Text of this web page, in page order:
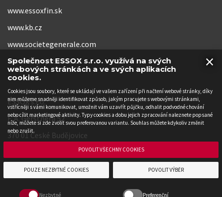
www.essoxfin.sk
www.kb.cz
www.societegenerale.com
www.kb-pojistovna.cz
ESSOX s.r.o.
F. A. Gerstnera 52
370 01 České Budějovice
×
Společnost ESSOX s.r.o. využívá na svých
webových stránkách a ve svých aplikacích
cookies.
Cookies jsou soubory, které se ukládají ve vašem zařízení při načtení webové stránky, díky
nim můžeme snadněji identifikovat způsob, jakým pracujete s webovými stránkami,
vstřícněji s vámi komunikovat, umožnit vám uzavřít půjčku, odhalit podvodné chování
nebo cílit marketingové aktivity. Typy cookies a dobu jejich zpracování naleznete popsané
níže, můžete si zde zvolit svou preferovanou variantu. Souhlas můžete kdykoliv změnit
nebo zrušit.
POUZE NEZBYTNÉ COOKIES POVOLIT VÝBĚR
POVOLIT VŠECHNY COOKIES
Nezbytné Preferenční